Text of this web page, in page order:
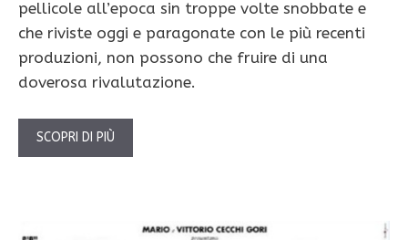
pellicole all’epoca sin troppe volte snobbate e
che riviste oggi e paragonate con le più recenti
produzioni, non possono che fruire di una
doverosa rivalutazione.
SCOPRI DI PIÙ